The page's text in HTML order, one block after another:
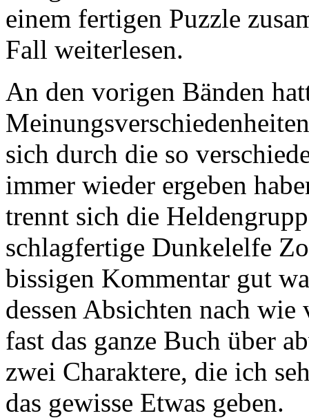
einem fertigen Puzzle
Fall weiterlesen.
An den vorigen Bänden
sich durch die so
immer wieder ergeben
trennt sich die
schlagfertige Dunkelelfe
bissigen Kommentar gut
dessen Absichten nach
fast das ganze Buch über
zwei Charaktere, die ich
das gewisse Etwas geben.